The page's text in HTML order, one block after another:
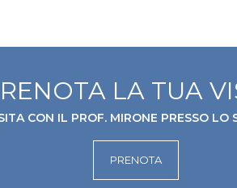
LA TUA
CON IL PROF. MIRONE PRESSO LO
PRENOTA